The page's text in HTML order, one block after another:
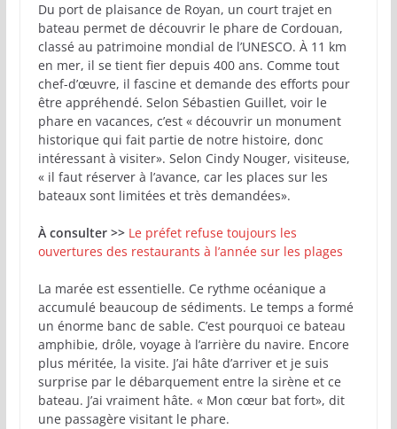
Du port de plaisance de Royan, un court trajet en
bateau permet de découvrir le phare de Cordouan,
classé au patrimoine mondial de l’UNESCO. À 11 km
en mer, il se tient fier depuis 400 ans. Comme tout
chef-d’œuvre, il fascine et demande des efforts pour
être appréhendé. Selon Sébastien Guillet, voir le
phare en vacances, c’est « découvrir un monument
historique qui fait partie de notre histoire, donc
intéressant à visiter». Selon Cindy Nouger, visiteuse,
« il faut réserver à l’avance, car les places sur les
bateaux sont limitées et très demandées».
À consulter >> Le préfet refuse toujours les
ouvertures des restaurants à l’année sur les plages
La marée est essentielle. Ce rythme océanique a
accumulé beaucoup de sédiments. Le temps a formé
un énorme banc de sable. C’est pourquoi ce bateau
amphibie, drôle, voyage à l’arrière du navire. Encore
plus méritée, la visite. J’ai hâte d’arriver et je suis
surprise par le débarquement entre la sirène et ce
bateau. J’ai vraiment hâte. « Mon cœur bat fort», dit
une passagère visitant le phare.